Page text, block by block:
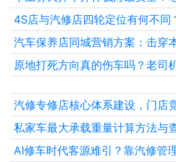
4S店与汽修店四轮定位有何不同
汽车保养店同城营销方案：击穿
原地打死方向真的伤车吗？老司
汽修专修店核心体系建设，门店
私家车最大承载重量计算方法与
AI修车时代客源难引？靠汽修管